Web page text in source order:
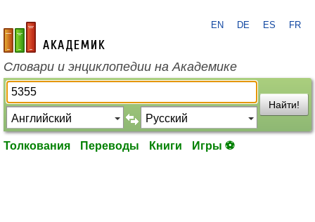
academic.ru
EN DE ES FR
Словари и энциклопедии на Академике
Найти!
Толкования Переводы Книги Игры ⚽